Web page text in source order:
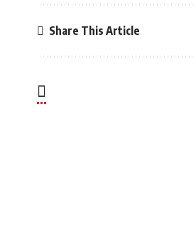
Share This Article